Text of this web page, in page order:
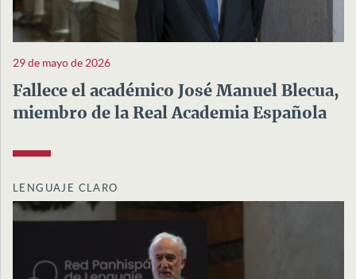
29 de mayo de 2026
Fallece el académico José Manuel Blecua,
miembro de la Real Academia Española
LENGUAJE CLARO